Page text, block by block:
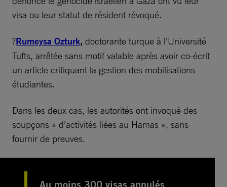
visa ou leur statut de résident révoqué.
?Rumeysa Ozturk, doctorante turque à l’Université
Tufts, arrêtée sans motif valable après avoir co-écrit
un article critiquant la gestion des mobilisations
étudiantes.
Dans les deux cas, les autorités ont invoqué des
soupçons « d’activités liées au Hamas », sans
fournir de preuves.
Au moins 300 visas annulés